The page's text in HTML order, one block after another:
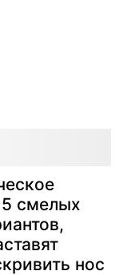
смелых
нос